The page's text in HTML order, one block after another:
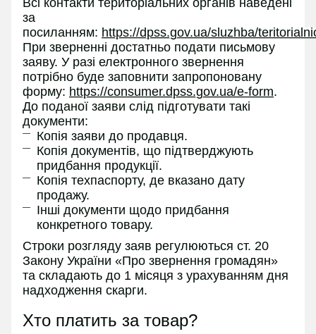
за
посиланням: https://dpss.gov.ua/sluzhba/
При зверненні достатньо подати письмову
заяву. У разі електронного звернення
потрібно буде заповнити запропоновану
форму: https://consumer.dpss.gov.ua/e-form.
До поданої заяви слід підготувати такі
документи:
Копія заяви до продавця.
Копія документів, що підтверджують
придбання продукції.
Копія техпаспорту, де вказано дату
продажу.
Інші документи щодо придбання
конкретного товару.
Строки розгляду заяв регулюються ст. 20
Закону України «Про звернення громадян»
та складають до 1 місяця з урахуванням дня
надходження скарги.
Хто платить за товар?